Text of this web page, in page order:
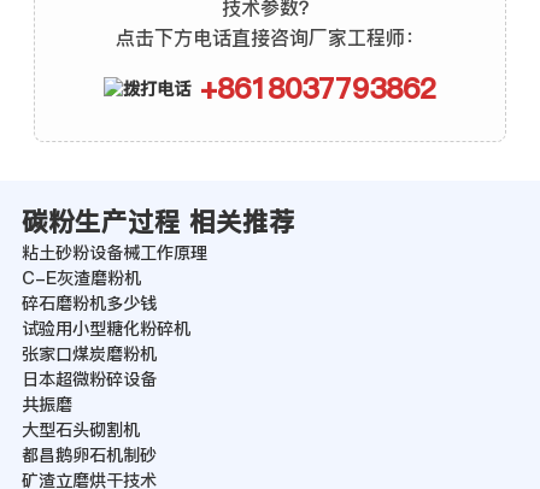
技术参数？
点击下方电话直接咨询厂家工程师：
+8618037793862
碳粉生产过程 相关推荐
粘土砂粉设备械工作原理
C-E灰渣磨粉机
碎石磨粉机多少钱
试验用小型糖化粉碎机
张家口煤炭磨粉机
日本超微粉碎设备
共振磨
大型石头砌割机
都昌鹅卵石机制砂
矿渣立磨烘干技术